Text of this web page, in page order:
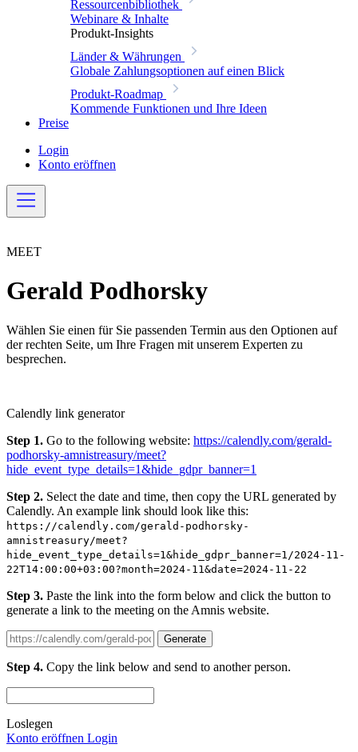
Ressourcenbibliothek
Webinare & Inhalte
Produkt-Insights
Länder & Währungen
Globale Zahlungsoptionen auf einen Blick
Produkt-Roadmap
Kommende Funktionen und Ihre Ideen
Preise
Login
Konto eröffnen
MEET
Gerald Podhorsky
Wählen Sie einen für Sie passenden Termin aus den Optionen auf
der rechten Seite, um Ihre Fragen mit unserem Experten zu
besprechen.
Calendly link generator
Step 1. Go to the following website: https://calendly.com/gerald-
podhorsky-amnistreasury/meet?
hide_event_type_details=1&hide_gdpr_banner=1
Step 2. Select the date and time, then copy the URL generated by
Calendly. An example link should look like this:
https://calendly.com/gerald-podhorsky-
amnistreasury/meet?
hide_event_type_details=1&hide_gdpr_banner=1/2024-11-
22T14:00:00+03:00?month=2024-11&date=2024-11-22
Step 3. Paste the link into the form below and click the button to
generate a link to the meeting on the Amnis website.
Generate
Step 4. Copy the link below and send to another person.
Loslegen
Konto eröffnen Login